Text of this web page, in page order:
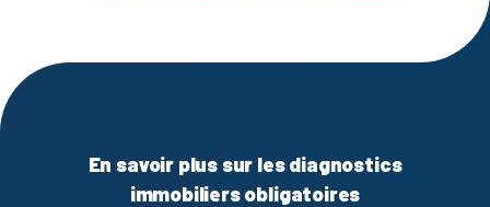
En savoir plus sur les diagnostics
immobiliers obligatoires